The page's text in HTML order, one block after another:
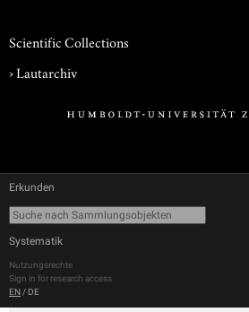
Scientific Collections
›Lautarchiv
Erkunden
Systematik
Nutzungsrechte
Sign in for research access
EN / DE